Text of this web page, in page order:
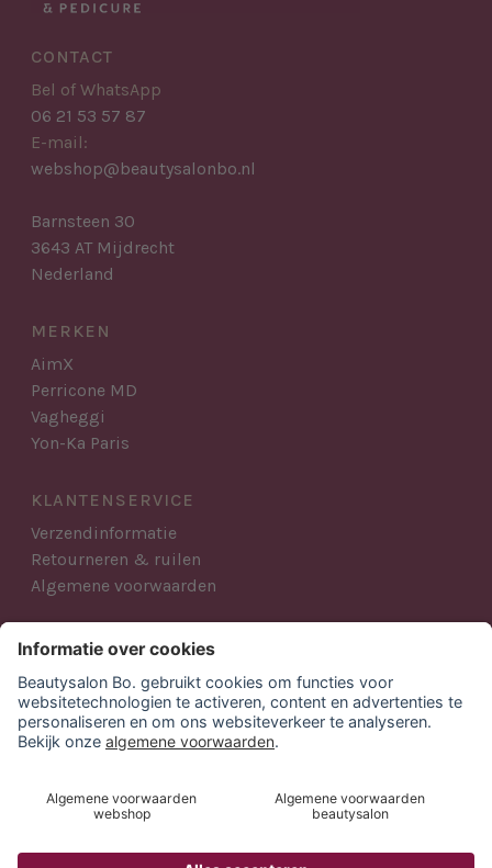
CONTACT
Bel of WhatsApp
06 21 53 57 87
E-mail:
webshop@beautysalonbo.nl
Barnsteen 30
3643 AT Mijdrecht
Nederland
MERKEN
AimX
Perricone MD
Vagheggi
Yon-Ka Paris
KLANTENSERVICE
Verzendinformatie
Retourneren & ruilen
Algemene voorwaarden
AANMELDEN NIEUWSBRIEF
Blijf op de hoogte van al het Beautysalon Bo. nieuws,
acties en producten.